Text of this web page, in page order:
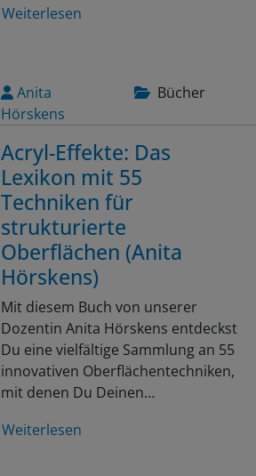
Weiterlesen
Anita
Hörskens
Bücher
Acryl-Effekte: Das
Lexikon mit 55
Techniken für
strukturierte
Oberflächen (Anita
Hörskens)
Mit diesem Buch von unserer
Dozentin Anita Hörskens entdeckst
Du eine vielfältige Sammlung an 55
innovativen Oberflächentechniken,
mit denen Du Deinen…
Weiterlesen